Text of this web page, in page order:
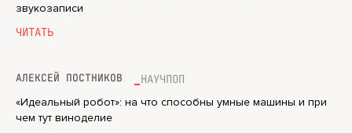
звукозаписи
ЧИТАТЬ
АЛЕКСЕЙ ПОСТНИКОВ НАУЧПОП
«Идеальный робот»: на что способны умные машины и при
чем тут виноделие